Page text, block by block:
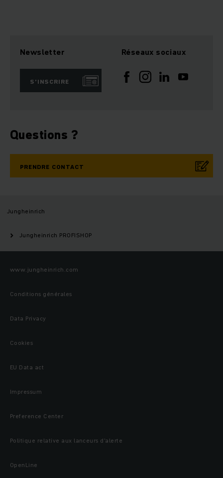
Newsletter
S’INSCRIRE
Réseaux sociaux
Questions ?
PRENDRE CONTACT
Jungheinrich
Jungheinrich PROFISHOP
www.jungheinrich.com
Conditions générales
Data Privacy
Cookies
EU Data act
Impressum
Preference Center
Politique relative aux lanceurs d’alerte
OpenLine